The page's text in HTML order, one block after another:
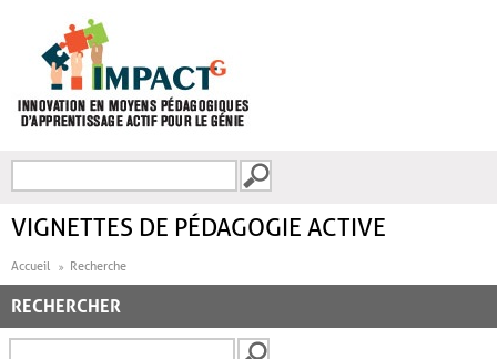
FORMULAIRE DE
VIGNETTES DE PÉDAGOGIE ACTIVE
Accueil Recherche
RECHERCHER